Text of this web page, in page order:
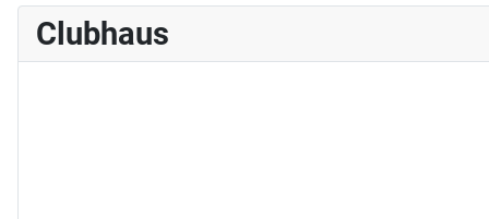
Clubhaus